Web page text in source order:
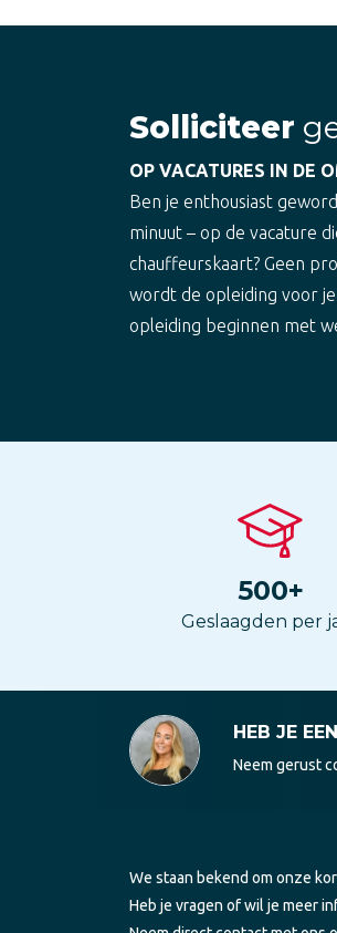
Solliciteer
OP VACATURES IN DE
Ben je enthousiast
minuut – op de vacature
chauffeurskaart? Geen
wordt de opleiding voor
opleiding beginnen met
500+
Geslaagden per
HEB JE
Neem gerust
We staan bekend om onze
Heb je vragen of wil je meer